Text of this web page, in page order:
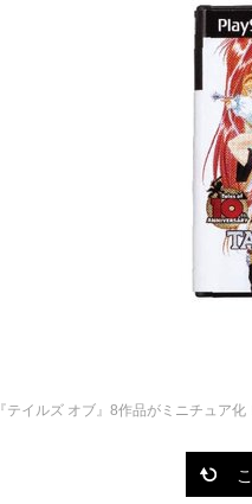
『テイルズ オブ』8作品がミニチュア